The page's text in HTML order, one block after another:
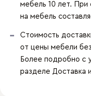
мебель 10 лет. При
на мебель
Стоимость
от цены мебели
Более подробно с
разделе Доставка